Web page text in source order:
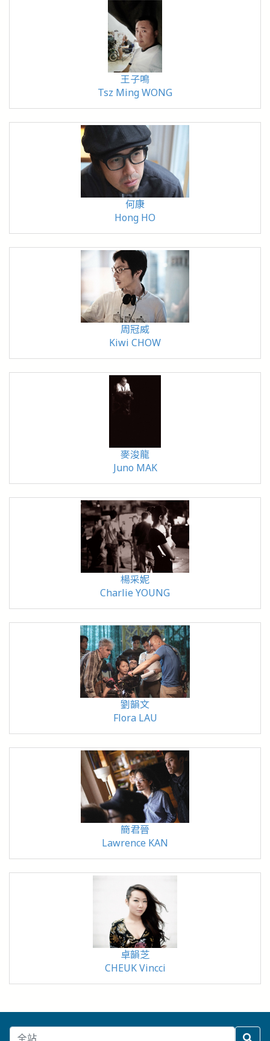
王子鳴
Tsz Ming WONG
何康
Hong HO
周冠威
Kiwi CHOW
麥浚龍
Juno MAK
楊采妮
Charlie YOUNG
劉韻文
Flora LAU
簡君晉
Lawrence KAN
卓韻芝
CHEUK Vincci